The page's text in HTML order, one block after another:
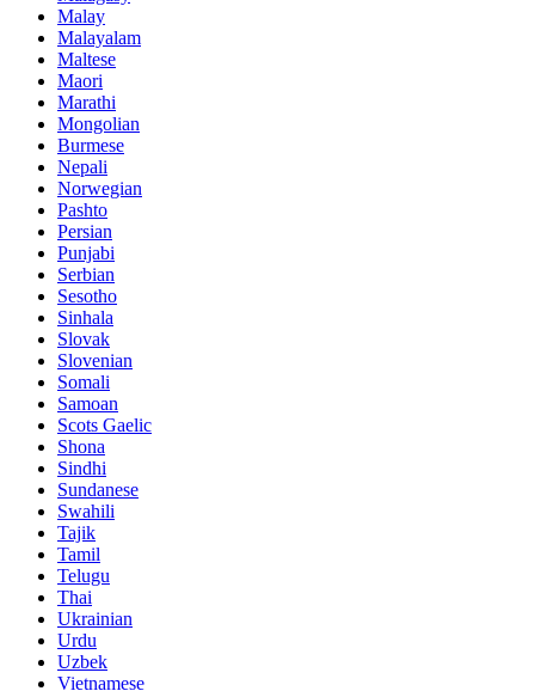
Malay
Malayalam
Maltese
Maori
Marathi
Mongolian
Burmese
Nepali
Norwegian
Pashto
Persian
Punjabi
Serbian
Sesotho
Sinhala
Slovak
Slovenian
Somali
Samoan
Scots Gaelic
Shona
Sindhi
Sundanese
Swahili
Tajik
Tamil
Telugu
Thai
Ukrainian
Urdu
Uzbek
Vietnamese